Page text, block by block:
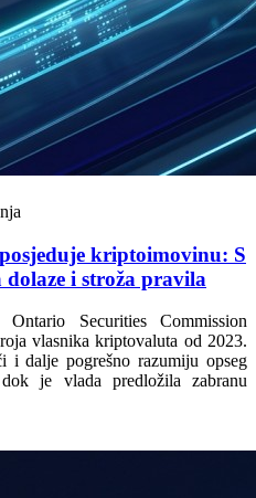
kriptoimovinu: S
i stroža pravila
Securities Commission
vlasnika kriptovaluta od 2023.
i dalje pogrešno razumiju opseg
je vlada predložila zabranu